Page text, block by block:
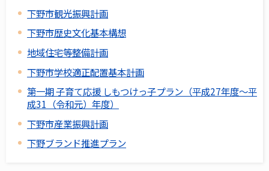
下野市観光振興計画
下野市歴史文化基本構想
地域住宅等整備計画
下野市学校適正配置基本計画
第一期 子育て応援 しもつけっ子プラン（平成27年度～平
成31（令和元）年度）
下野市産業振興計画
下野ブランド推進プラン